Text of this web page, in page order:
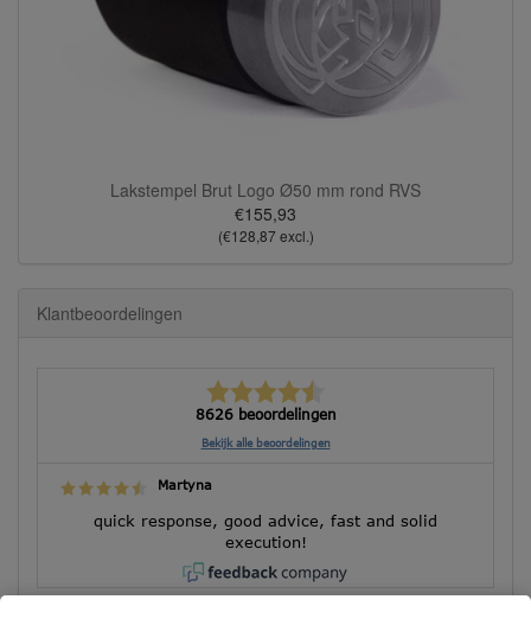
Lakstempel Brut Logo Ø50 mm rond RVS
€155,93
(€128,87 excl.)
Klantbeoordelingen
8626 beoordelingen
Bekijk alle beoordelingen
Martyna
quick response, good advice, fast and solid
execution!